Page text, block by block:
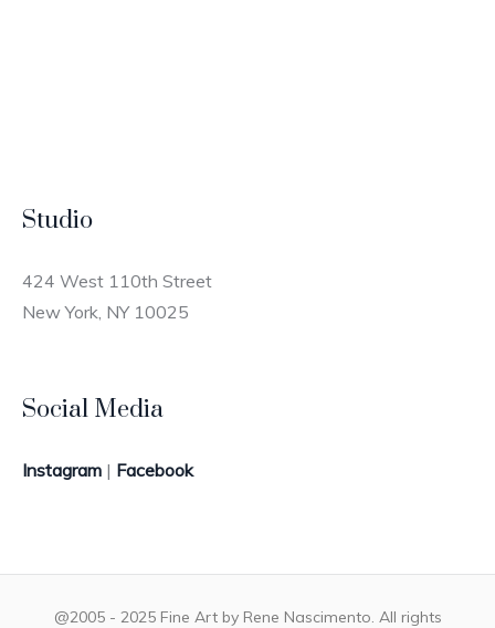
Studio
424 West 110th Street
New York, NY 10025
Social Media
Instagram | Facebook
@2005 - 2025 Fine Art by Rene Nascimento. All rights